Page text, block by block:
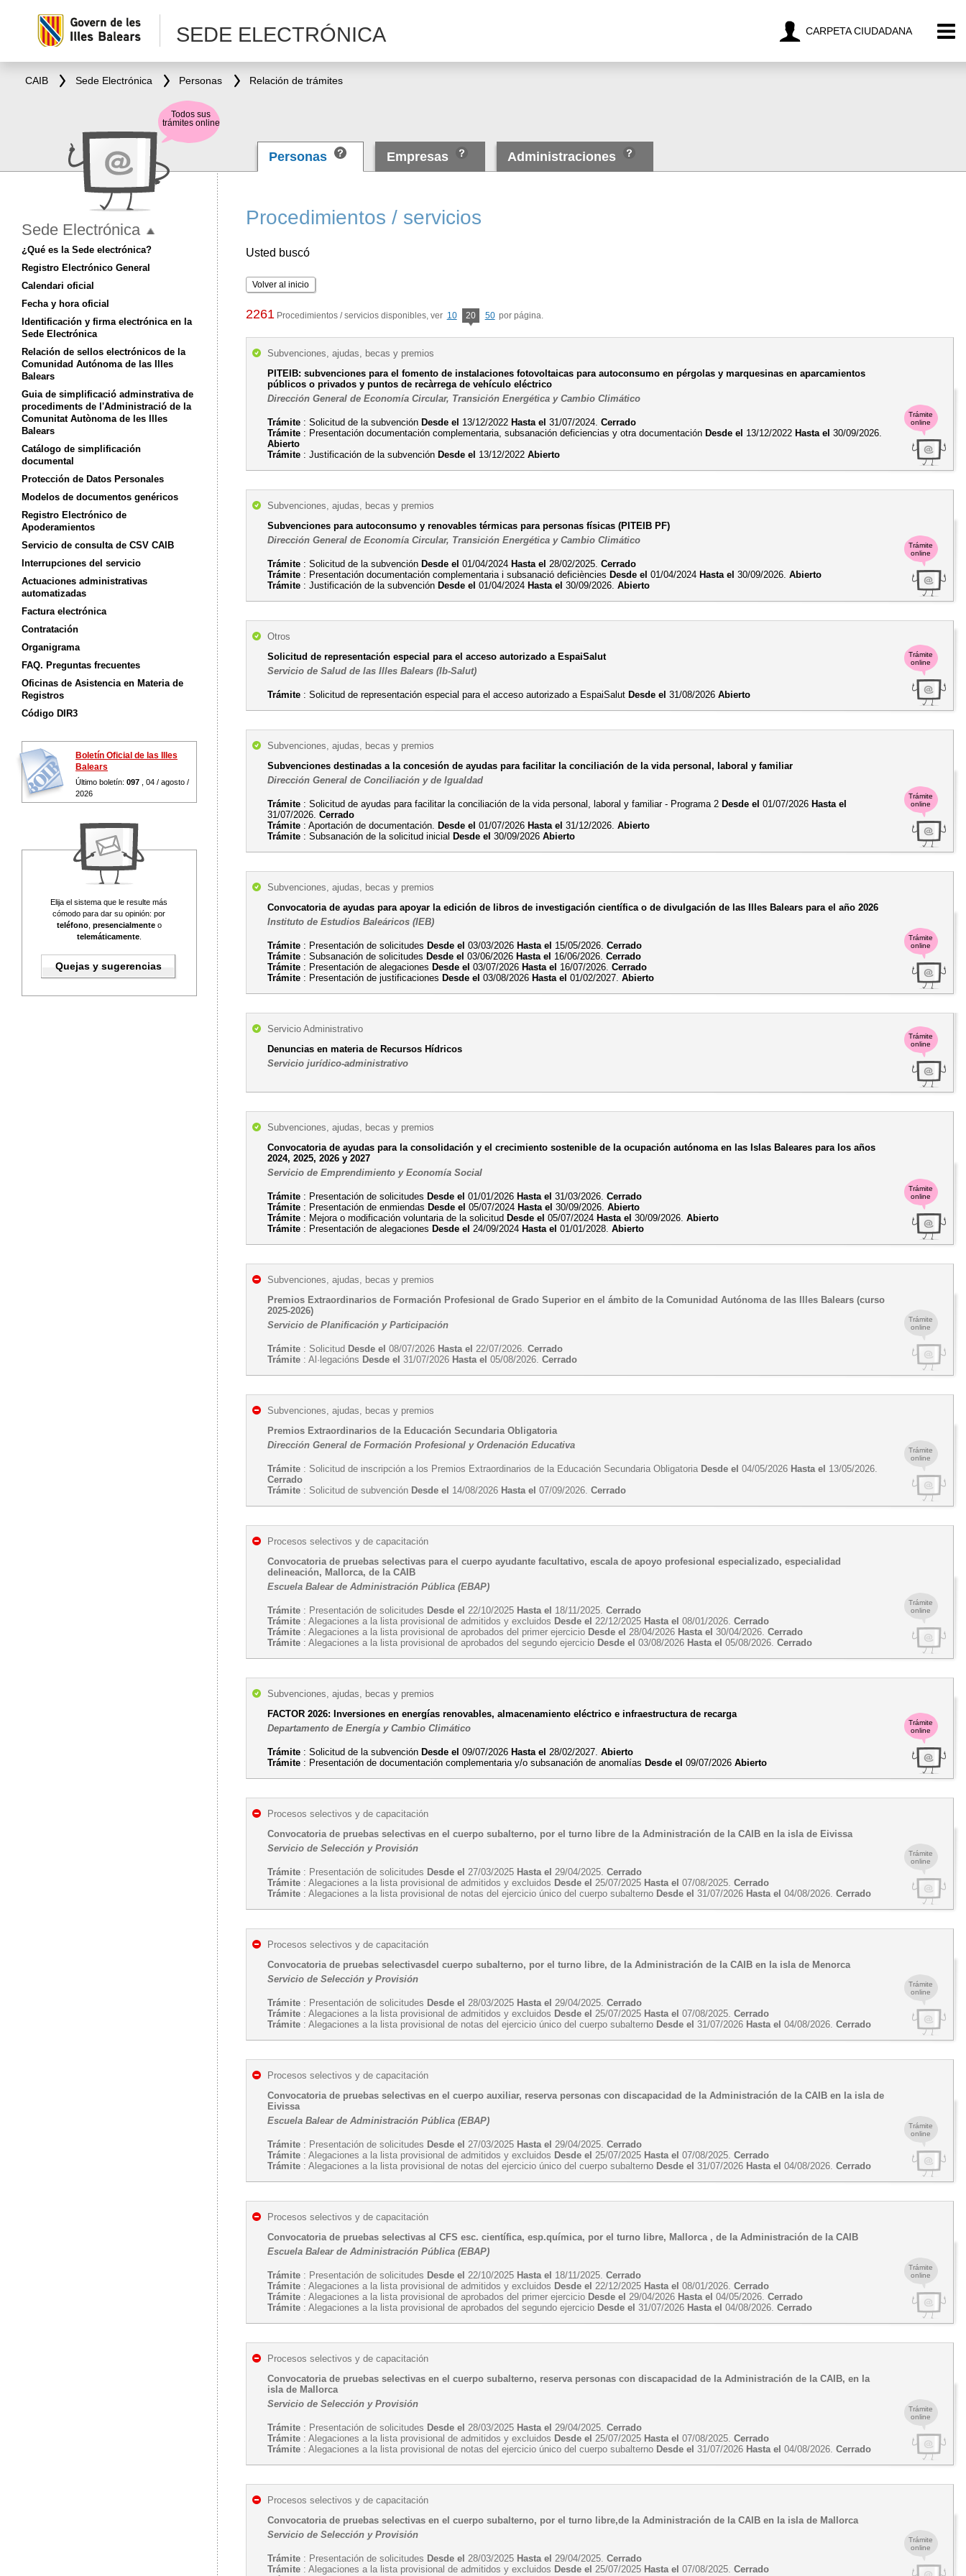
SEDE ELECTRÓNICA CARPETA CIUDADANA
CAIB Sede Electrónica Personas Relación de trámites
Personas Empresas Administraciones
Procedimientos / servicios
Usted buscó
Volver al inicio
2261 Procedimientos / servicios disponibles, ver 10 20 50 por página.
Trámite
online
Subvenciones, ajudas, becas y premios
PITEIB: subvenciones para el fomento de instalaciones fotovoltaicas para autoconsumo en pérgolas y marquesinas en aparcamientos
públicos o privados y puntos de recàrrega de vehículo eléctrico
Dirección General de Economía Circular, Transición Energética y Cambio Climático
Trámite : Solicitud de la subvención Desde el 13/12/2022 Hasta el 31/07/2024.Cerrado
Trámite : Presentación documentación complementaria, subsanación deficiencias y otra documentación Desde el 13/12/2022 Hasta el 30/09/2026.
Abierto
Trámite : Justificación de la subvención Desde el 13/12/2022Abierto
Trámite
online
Subvenciones, ajudas, becas y premios
Subvenciones para autoconsumo y renovables térmicas para personas físicas (PITEIB PF)
Dirección General de Economía Circular, Transición Energética y Cambio Climático
Trámite : Solicitud de la subvención Desde el 01/04/2024 Hasta el 28/02/2025.Cerrado
Trámite : Presentación documentación complementaria i subsanació deficiències Desde el 01/04/2024 Hasta el 30/09/2026.Abierto
Trámite : Justificación de la subvención Desde el 01/04/2024 Hasta el 30/09/2026.Abierto
Trámite
online
Otros
Solicitud de representación especial para el acceso autorizado a EspaiSalut
Servicio de Salud de las Illes Balears (Ib-Salut)
Trámite : Solicitud de representación especial para el acceso autorizado a EspaiSalut Desde el 31/08/2026Abierto
Trámite
online
Subvenciones, ajudas, becas y premios
Subvenciones destinadas a la concesión de ayudas para facilitar la conciliación de la vida personal, laboral y familiar
Dirección General de Conciliación y de Igualdad
Trámite : Solicitud de ayudas para facilitar la conciliación de la vida personal, laboral y familiar - Programa 2 Desde el 01/07/2026 Hasta el
31/07/2026.Cerrado
Trámite : Aportación de documentación. Desde el 01/07/2026 Hasta el 31/12/2026.Abierto
Trámite : Subsanación de la solicitud inicial Desde el 30/09/2026Abierto
Trámite
online
Subvenciones, ajudas, becas y premios
Convocatoria de ayudas para apoyar la edición de libros de investigación científica o de divulgación de las Illes Balears para el año 2026
Instituto de Estudios Baleáricos (IEB)
Trámite : Presentación de solicitudes Desde el 03/03/2026 Hasta el 15/05/2026.Cerrado
Trámite : Subsanación de solicitudes Desde el 03/06/2026 Hasta el 16/06/2026.Cerrado
Trámite : Presentación de alegaciones Desde el 03/07/2026 Hasta el 16/07/2026.Cerrado
Trámite : Presentación de justificaciones Desde el 03/08/2026 Hasta el 01/02/2027.Abierto
Trámite
online
Servicio Administrativo
Denuncias en materia de Recursos Hídricos
Servicio jurídico-administrativo
Trámite
online
Subvenciones, ajudas, becas y premios
Convocatoria de ayudas para la consolidación y el crecimiento sostenible de la ocupación autónoma en las Islas Baleares para los años
2024, 2025, 2026 y 2027
Servicio de Emprendimiento y Economía Social
Trámite : Presentación de solicitudes Desde el 01/01/2026 Hasta el 31/03/2026.Cerrado
Trámite : Presentación de enmiendas Desde el 05/07/2024 Hasta el 30/09/2026.Abierto
Trámite : Mejora o modificación voluntaria de la solicitud Desde el 05/07/2024 Hasta el 30/09/2026.Abierto
Trámite : Presentación de alegaciones Desde el 24/09/2024 Hasta el 01/01/2028.Abierto
Trámite
online
Subvenciones, ajudas, becas y premios
Premios Extraordinarios de Formación Profesional de Grado Superior en el ámbito de la Comunidad Autónoma de las Illes Balears (curso
2025-2026)
Servicio de Planificación y Participación
Trámite : Solicitud Desde el 08/07/2026 Hasta el 22/07/2026.Cerrado
Trámite : Al·legacións Desde el 31/07/2026 Hasta el 05/08/2026.Cerrado
Trámite
online
Subvenciones, ajudas, becas y premios
Premios Extraordinarios de la Educación Secundaria Obligatoria
Dirección General de Formación Profesional y Ordenación Educativa
Trámite : Solicitud de inscripción a los Premios Extraordinarios de la Educación Secundaria Obligatoria Desde el 04/05/2026 Hasta el 13/05/2026.
Cerrado
Trámite : Solicitud de subvención Desde el 14/08/2026 Hasta el 07/09/2026.Cerrado
Trámite
online
Procesos selectivos y de capacitación
Convocatoria de pruebas selectivas para el cuerpo ayudante facultativo, escala de apoyo profesional especializado, especialidad
delineación, Mallorca, de la CAIB
Escuela Balear de Administración Pública (EBAP)
Trámite : Presentación de solicitudes Desde el 22/10/2025 Hasta el 18/11/2025.Cerrado
Trámite : Alegaciones a la lista provisional de admitidos y excluidos Desde el 22/12/2025 Hasta el 08/01/2026.Cerrado
Trámite : Alegaciones a la lista provisional de aprobados del primer ejercicio Desde el 28/04/2026 Hasta el 30/04/2026.Cerrado
Trámite : Alegaciones a la lista provisional de aprobados del segundo ejercicio Desde el 03/08/2026 Hasta el 05/08/2026.Cerrado
Trámite
online
Subvenciones, ajudas, becas y premios
FACTOR 2026: Inversiones en energías renovables, almacenamiento eléctrico e infraestructura de recarga
Departamento de Energía y Cambio Climático
Trámite : Solicitud de la subvención Desde el 09/07/2026 Hasta el 28/02/2027.Abierto
Trámite : Presentación de documentación complementaria y/o subsanación de anomalías Desde el 09/07/2026Abierto
Trámite
online
Procesos selectivos y de capacitación
Convocatoria de pruebas selectivas en el cuerpo subalterno, por el turno libre de la Administración de la CAIB en la isla de Eivissa
Servicio de Selección y Provisión
Trámite : Presentación de solicitudes Desde el 27/03/2025 Hasta el 29/04/2025.Cerrado
Trámite : Alegaciones a la lista provisional de admitidos y excluidos Desde el 25/07/2025 Hasta el 07/08/2025.Cerrado
Trámite : Alegaciones a la lista provisional de notas del ejercicio único del cuerpo subalterno Desde el 31/07/2026 Hasta el 04/08/2026.Cerrado
Trámite
online
Procesos selectivos y de capacitación
Convocatoria de pruebas selectivasdel cuerpo subalterno, por el turno libre, de la Administración de la CAIB en la isla de Menorca
Servicio de Selección y Provisión
Trámite : Presentación de solicitudes Desde el 28/03/2025 Hasta el 29/04/2025.Cerrado
Trámite : Alegaciones a la lista provisional de admitidos y excluidos Desde el 25/07/2025 Hasta el 07/08/2025.Cerrado
Trámite : Alegaciones a la lista provisional de notas del ejercicio único del cuerpo subalterno Desde el 31/07/2026 Hasta el 04/08/2026.Cerrado
Trámite
online
Procesos selectivos y de capacitación
Convocatoria de pruebas selectivas en el cuerpo auxiliar, reserva personas con discapacidad de la Administración de la CAIB en la isla de
Eivissa
Escuela Balear de Administración Pública (EBAP)
Trámite : Presentación de solicitudes Desde el 27/03/2025 Hasta el 29/04/2025.Cerrado
Trámite : Alegaciones a la lista provisional de admitidos y excluidos Desde el 25/07/2025 Hasta el 07/08/2025.Cerrado
Trámite : Alegaciones a la lista provisional de notas del ejercicio único del cuerpo subalterno Desde el 31/07/2026 Hasta el 04/08/2026.Cerrado
Trámite
online
Procesos selectivos y de capacitación
Convocatoria de pruebas selectivas al CFS esc. científica, esp.química, por el turno libre, Mallorca , de la Administración de la CAIB
Escuela Balear de Administración Pública (EBAP)
Trámite : Presentación de solicitudes Desde el 22/10/2025 Hasta el 18/11/2025.Cerrado
Trámite : Alegaciones a la lista provisional de admitidos y excluidos Desde el 22/12/2025 Hasta el 08/01/2026.Cerrado
Trámite : Alegaciones a la lista provisional de aprobados del primer ejercicio Desde el 29/04/2026 Hasta el 04/05/2026.Cerrado
Trámite : Alegaciones a la lista provisional de aprobados del segundo ejercicio Desde el 31/07/2026 Hasta el 04/08/2026.Cerrado
Trámite
online
Procesos selectivos y de capacitación
Convocatoria de pruebas selectivas en el cuerpo subalterno, reserva personas con discapacidad de la Administración de la CAIB, en la
isla de Mallorca
Servicio de Selección y Provisión
Trámite : Presentación de solicitudes Desde el 28/03/2025 Hasta el 29/04/2025.Cerrado
Trámite : Alegaciones a la lista provisional de admitidos y excluidos Desde el 25/07/2025 Hasta el 07/08/2025.Cerrado
Trámite : Alegaciones a la lista provisional de notas del ejercicio único del cuerpo subalterno Desde el 31/07/2026 Hasta el 04/08/2026.Cerrado
Trámite
online
Procesos selectivos y de capacitación
Convocatoria de pruebas selectivas en el cuerpo subalterno, por el turno libre,de la Administración de la CAIB en la isla de Mallorca
Servicio de Selección y Provisión
Trámite : Presentación de solicitudes Desde el 28/03/2025 Hasta el 29/04/2025.Cerrado
Trámite : Alegaciones a la lista provisional de admitidos y excluidos Desde el 25/07/2025 Hasta el 07/08/2025.Cerrado
Todos sus
trámites online
Sede Electrónica
¿Qué es la Sede electrónica?
Registro Electrónico General
Calendari oficial
Fecha y hora oficial
Identificación y firma electrónica en la
Sede Electrónica
Relación de sellos electrónicos de la
Comunidad Autónoma de las Illes
Balears
Guia de simplificació adminstrativa de
procediments de l'Administració de la
Comunitat Autònoma de les Illes
Balears
Catálogo de simplificación
documental
Protección de Datos Personales
Modelos de documentos genéricos
Registro Electrónico de
Apoderamientos
Servicio de consulta de CSV CAIB
Interrupciones del servicio
Actuaciones administrativas
automatizadas
Factura electrónica
Contratación
Organigrama
FAQ. Preguntas frecuentes
Oficinas de Asistencia en Materia de
Registros
Código DIR3
Boletín Oficial de las Illes
Balears
Último boletín:097 , 04 / agosto /
2026
Elija el sistema que le resulte más
cómodo para dar su opinión: por
teléfono, presencialmenteo
telemáticamente.
Quejas y sugerencias